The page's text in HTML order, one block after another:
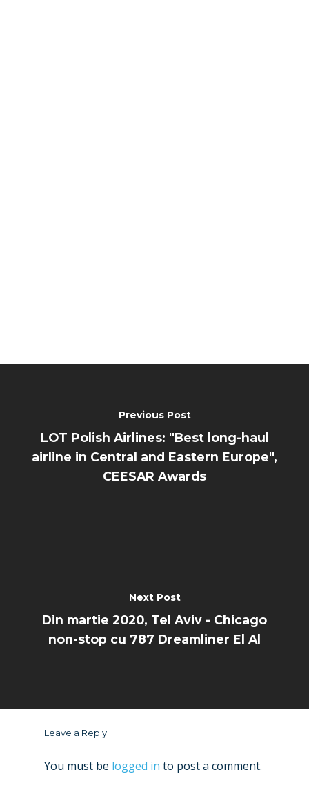
Previous Post
LOT Polish Airlines: "Best long-haul
airline in Central and Eastern Europe",
CEESAR Awards
Next Post
Din martie 2020, Tel Aviv - Chicago
non-stop cu 787 Dreamliner El Al
Leave a Reply
You must be logged in to post a comment.